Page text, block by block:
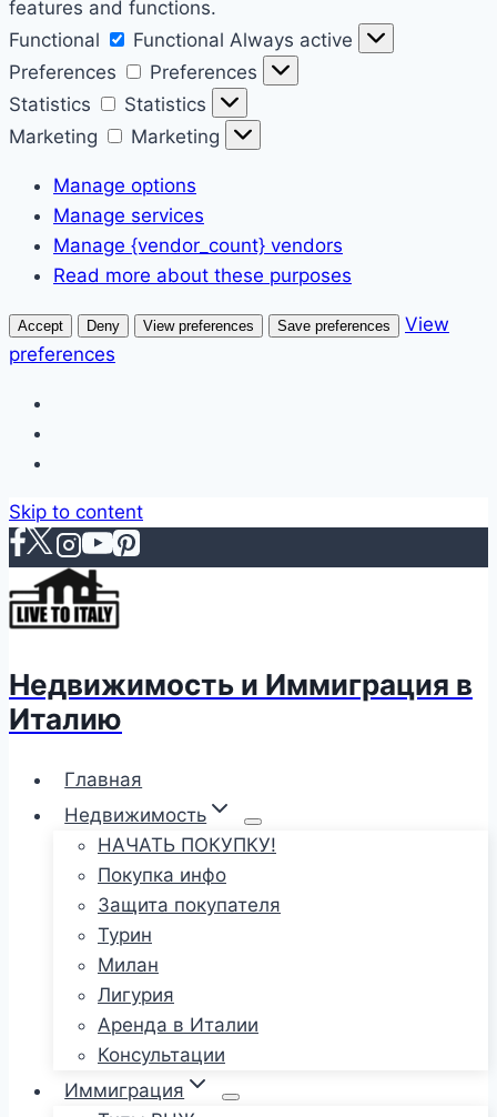
features and functions.
Functional
Functional Always active
Preferences
Preferences
Statistics
Statistics
Marketing
Marketing
Manage options
Manage services
Manage {vendor_count} vendors
Read more about these purposes
Accept Deny View preferences Save preferences
View
preferences
Skip to content
Недвижимость и Иммиграция в
Италию
Главная
Недвижимость
НАЧАТЬ ПОКУПКУ!
Покупка инфо
Защита покупателя
Турин
Милан
Лигурия
Аренда в Италии
Консультации
Иммиграция